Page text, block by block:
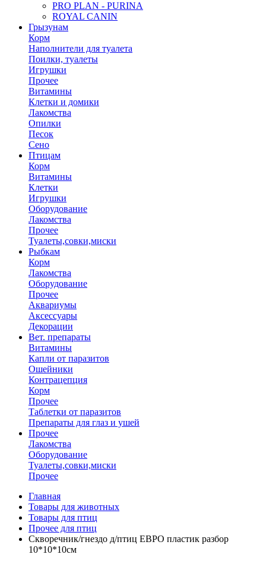
PRO PLAN - PURINA
ROYAL CANIN
Грызунам
Корм
Наполнители для туалета
Поилки, туалеты
Игрушки
Прочее
Витамины
Клетки и домики
Лакомства
Опилки
Песок
Сено
Птицам
Корм
Витамины
Клетки
Игрушки
Оборудование
Лакомства
Прочее
Туалеты,совки,миски
Рыбкам
Корм
Лакомства
Оборудование
Прочее
Аквариумы
Аксессуары
Декорации
Вет. препараты
Витамины
Капли от паразитов
Ошейники
Контрацепция
Корм
Прочее
Таблетки от паразитов
Препараты для глаз и ушей
Прочее
Лакомства
Оборудование
Туалеты,совки,миски
Прочее
Главная
Товары для животных
Товары для птиц
Прочее для птиц
Скворечник/гнездо д/птиц ЕВРО пластик разбор
10*10*10см